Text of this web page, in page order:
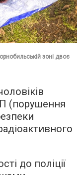
зоні двоє
(порушення
до поліції